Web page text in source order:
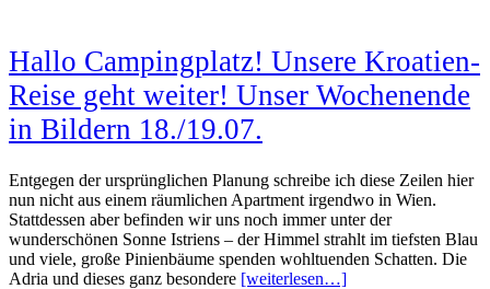
Hallo Campingplatz! Unsere Kroatien-
Reise geht weiter! Unser Wochenende
in Bildern 18./19.07.
Entgegen der ursprünglichen Planung schreibe ich diese Zeilen hier
nun nicht aus einem räumlichen Apartment irgendwo in Wien.
Stattdessen aber befinden wir uns noch immer unter der
wunderschönen Sonne Istriens – der Himmel strahlt im tiefsten Blau
und viele, große Pinienbäume spenden wohltuenden Schatten. Die
Adria und dieses ganz besondere [weiterlesen…]